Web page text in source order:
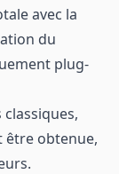
avec la
du
plug-
être obtenue,